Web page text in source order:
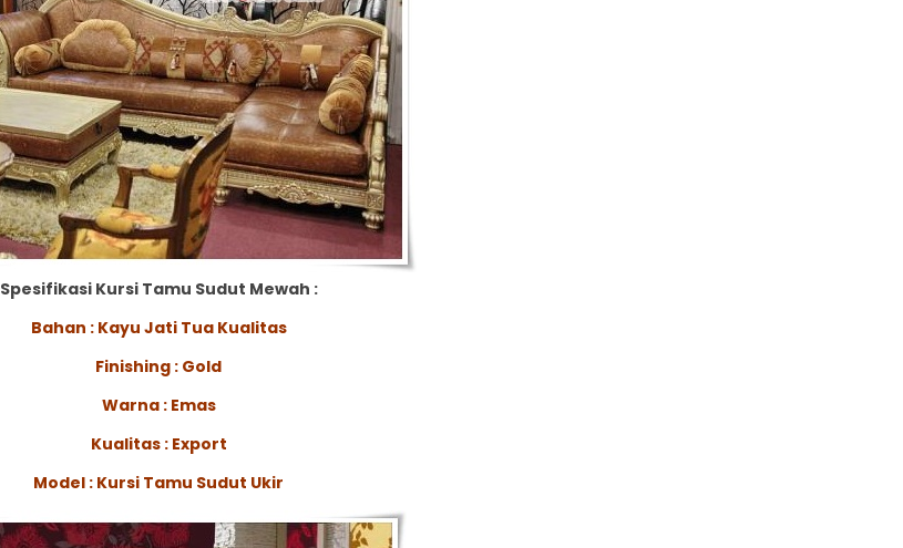
Spesifikasi Kursi Tamu Sudut Mewah :
Bahan : Kayu Jati Tua Kualitas
Finishing : Gold
Warna : Emas
Kualitas : Export
Model : Kursi Tamu Sudut Ukir